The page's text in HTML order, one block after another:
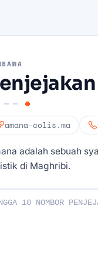
amana-colis.ma
adalah sebuah
di Maghribi.
Penjejakan Anda :